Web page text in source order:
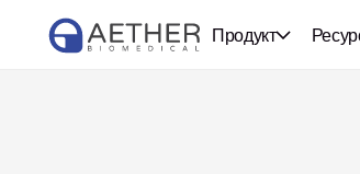
Продукт